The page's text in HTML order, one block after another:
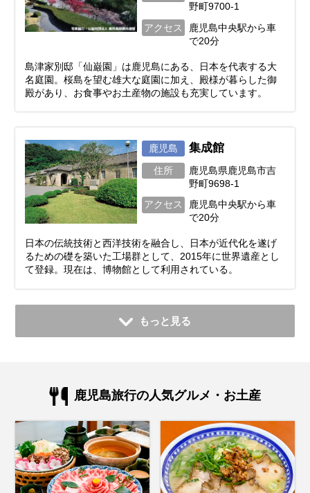
野町9700-1
アクセス
鹿児島中央駅から車
で20分
島津家別邸「仙巌園」は鹿児島にある、日本を代表する大
名庭園。桜島を望む雄大な庭園に加え、殿様が暮らした御
殿があり、お食事やお土産物の施設も充実しています。
鹿児島 集成館
住所
鹿児島県鹿児島市吉
野町9698-1
アクセス
鹿児島中央駅から車
で20分
日本の伝統技術と西洋技術を融合し、日本が近代化を遂げ
るための礎を築いた工場群として、2015年に世界遺産とし
て登録。現在は、博物館として利用されている。
もっと見る
鹿児島旅行の人気グルメ・お土産